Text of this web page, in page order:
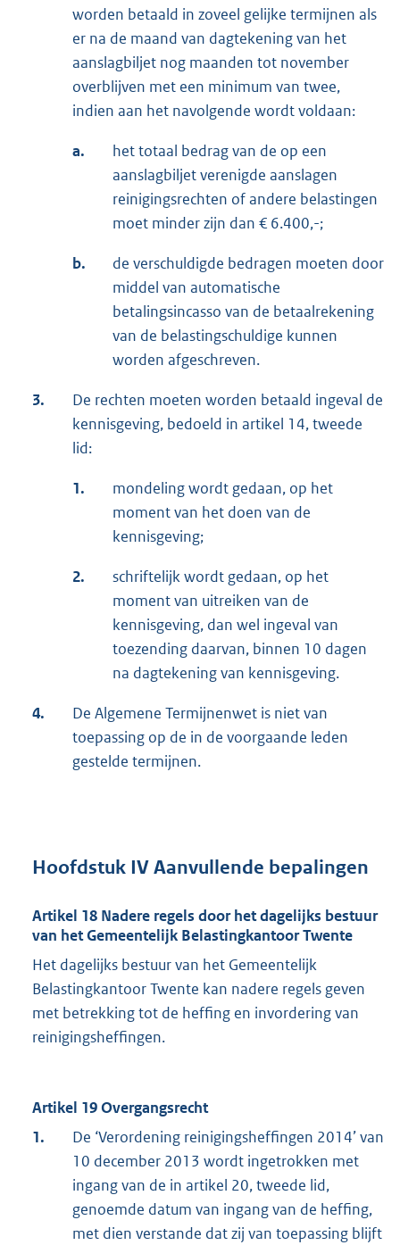
worden betaald in zoveel gelijke termijnen als
er na de maand van dagtekening van het
aanslagbiljet nog maanden tot november
overblijven met een minimum van twee,
indien aan het navolgende wordt voldaan:
a.
het totaal bedrag van de op een
aanslagbiljet verenigde aanslagen
reinigingsrechten of andere belastingen
moet minder zijn dan € 6.400,-;
b.
de verschuldigde bedragen moeten door
middel van automatische
betalingsincasso van de betaalrekening
van de belastingschuldige kunnen
worden afgeschreven.
3.
De rechten moeten worden betaald ingeval de
kennisgeving, bedoeld in artikel 14, tweede
lid:
1.
mondeling wordt gedaan, op het
moment van het doen van de
kennisgeving;
2.
schriftelijk wordt gedaan, op het
moment van uitreiken van de
kennisgeving, dan wel ingeval van
toezending daarvan, binnen 10 dagen
na dagtekening van kennisgeving.
4.
De Algemene Termijnenwet is niet van
toepassing op de in de voorgaande leden
gestelde termijnen.
Hoofdstuk IV Aanvullende bepalingen
Artikel 18 Nadere regels door het dagelijks bestuur
van het Gemeentelijk Belastingkantoor Twente
Het dagelijks bestuur van het Gemeentelijk
Belastingkantoor Twente kan nadere regels geven
met betrekking tot de heffing en invordering van
reinigingsheffingen.
Artikel 19 Overgangsrecht
1.
De ‘Verordening reinigingsheffingen 2014’ van
10 december 2013 wordt ingetrokken met
ingang van de in artikel 20, tweede lid,
genoemde datum van ingang van de heffing,
met dien verstande dat zij van toepassing blijft